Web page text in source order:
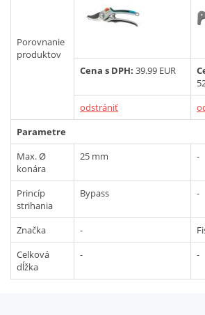
Porovnanie
produktov
Cena s DPH: 39.99 EUR
odstrániť
Parametre
Max. Ø
konára
25 mm -
Princíp
strihania
Bypass -
Značka -
Celková
dĺžka
- -